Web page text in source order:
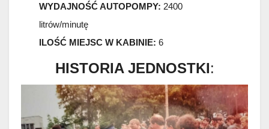
WYDAJNOŚĆ AUTOPOMPY: 2400
litrów/minutę
ILOŚĆ MIEJSC W KABINIE: 6
HISTORIA JEDNOSTKI: